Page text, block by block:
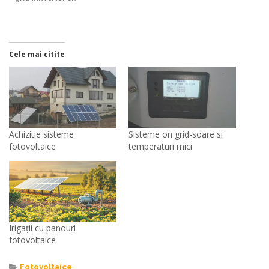
Cele mai citite
Achizitie sisteme
fotovoltaice
Sisteme on grid-soare si
temperaturi mici
Irigații cu panouri
fotovoltaice
Fotovoltaice